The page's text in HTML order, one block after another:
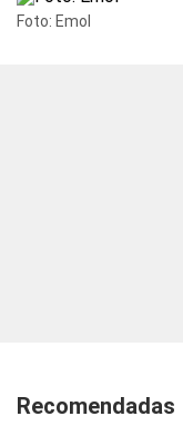
Foto: Emol
Recomendadas